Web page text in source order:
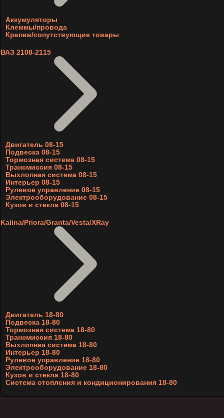
Аккумуляторы
Клеммы/провода
Крепеж/сопутствующие товары
ВАЗ 2108-2115
Двигатель 08-15
Подвеска 08-15
Тормозная система 08-15
Трансмиссия 08-15
Выхлопная система 08-15
Интерьер 08-15
Рулевое управление 08-15
Электрооборудование 08-15
Кузов и стекла 08-15
Kalina/Priora/Granta/Vesta/XRay
Двигатель 18-80
Подвеска 18-80
Тормозная система 18-80
Трансмиссия 18-80
Выхлопная система 18-80
Интерьер 18-80
Рулевое управление 18-80
Электрооборудование 18-80
Кузов и стекла 18-80
Система отопления и кондиционирования 18-80